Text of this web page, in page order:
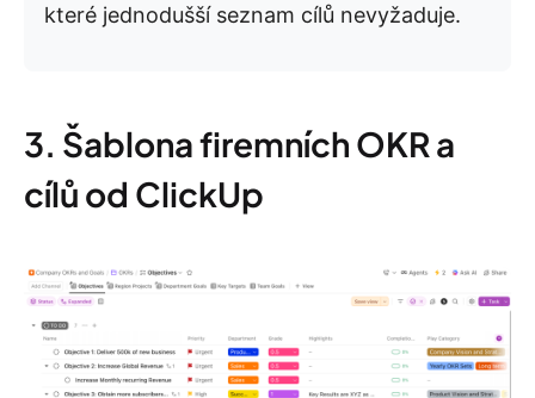
které jednodušší seznam cílů nevyžaduje.
3. Šablona firemních OKR a
cílů od ClickUp